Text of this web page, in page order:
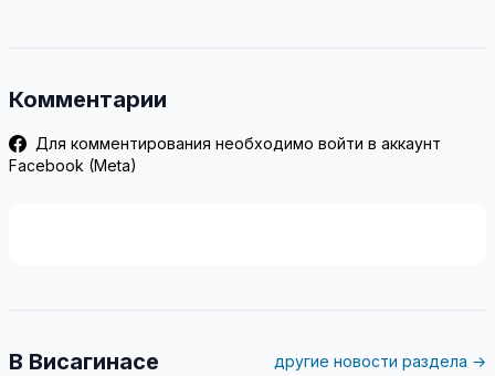
Комментарии
Для комментирования необходимо войти в аккаунт
Facebook (Meta)
В Висагинасе другие новости раздела →